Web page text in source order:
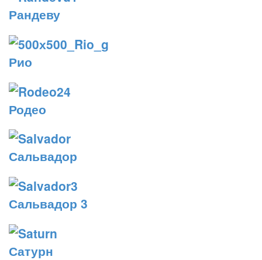
Рандеву
Рио
Родео
Сальвадор
Сальвадор 3
Сатурн